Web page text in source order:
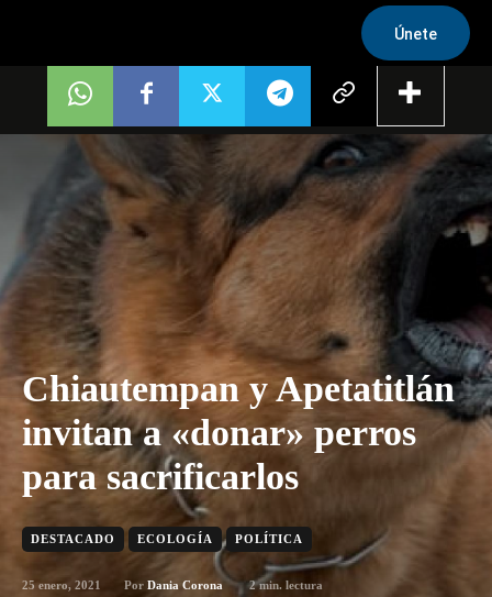
Únete
Chiautempan y Apetatitlán
invitan a «donar» perros
para sacrificarlos
DESTACADO ECOLOGÍA POLÍTICA
25 enero, 2021 Por Dania Corona 2min. lectura